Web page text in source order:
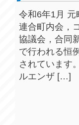
令和6年1月 元
連合町内会，
協議会，合同
で行われる恒
されています
ルエンザ […]